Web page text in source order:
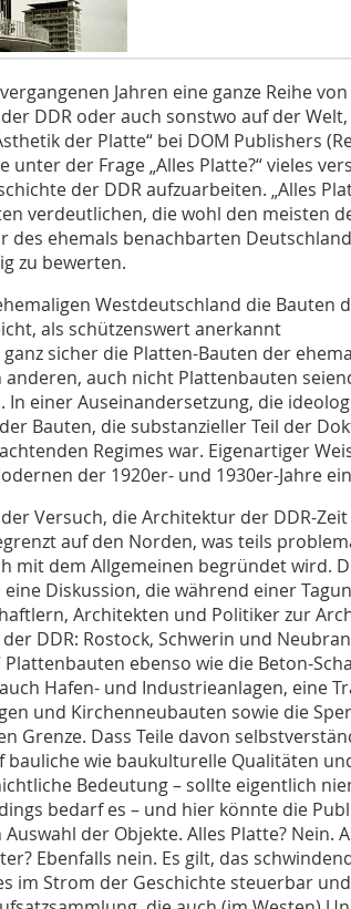
Jahren eine ganze Reihe
DDR oder auch sonstwo auf der
der Platte“ bei DOM Publishers
unter der Frage „Alles Platte?“ vieles
der DDR aufzuarbeiten. „Alles
verdeutlichen, die wohl den meisten
des ehemals benachbarten
zu bewerten.
Westdeutschland die Bauten
als schützenswert anerkannt
sicher die Platten-Bauten der
anderen, auch nicht Plattenbauten
In einer Auseinandersetzung, die
Bauten, die substanzieller Teil der
Regimes war. Eigenartiger
der 1920er- und 1930er-Jahre
Versuch, die Architektur der DDR-
auf den Norden, was teils
mit dem Allgemeinen begründet wird.
Diskussion, die während einer
Architekten und Politiker zur
DDR: Rostock, Schwerin und
Plattenbauten ebenso wie die Beton-
Hafen- und Industriean­lagen, eine
und Kirchenneubauten sowie die
Grenze. Dass Teile davon
bauliche wie baukulturelle Qualitäten
Bedeutung – sollte eigentlich
bedarf es – und hier könnte die
der Objekte. Alles Platte? Nein.
Ebenfalls nein. Es gilt, das
im Strom der Geschichte steuerbar